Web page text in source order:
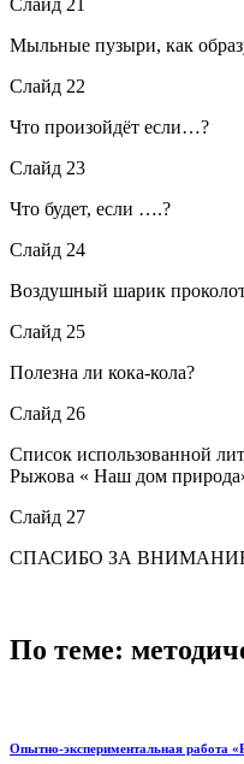
Мыльные пузыри, как
Слайд 22
Что произойдёт если…?
Слайд 23
Что будет, если ….?
Слайд 24
Воздушный шарик
Слайд 25
Полезна ли кока-кола?
Слайд 26
Список использованной
Рыжова « Наш дом
Слайд 27
СПАСИБО ЗА
По теме:
Опытно-экспериментальная работа